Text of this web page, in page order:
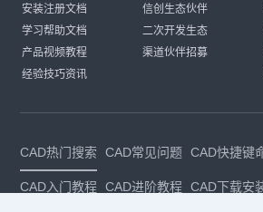
安装注册文档
学习帮助文档
产品视频教程
经验技巧资讯
信创生态伙伴
二次开发生态
渠道伙伴招募
CAD热门搜索 CAD常见问题 CAD快捷键
CAD入门教程 CAD进阶教程 CAD下载安